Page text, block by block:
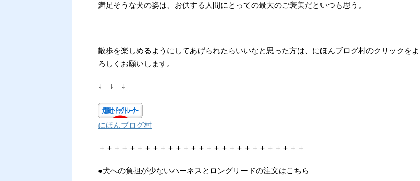
満足そうな犬の姿は、お供する人間にとっての最大のご褒美だといつも思う。
散歩を楽しめるようにしてあげられたらいいなと思った方は、にほんブログ村のクリックをよ
ろしくお願いします。
↓ ↓ ↓
にほんブログ村
＋＋＋＋＋＋＋＋＋＋＋＋＋＋＋＋＋＋＋＋＋＋＋＋＋＋＋
●犬への負担が少ないハーネスとロングリードの注文はこちら